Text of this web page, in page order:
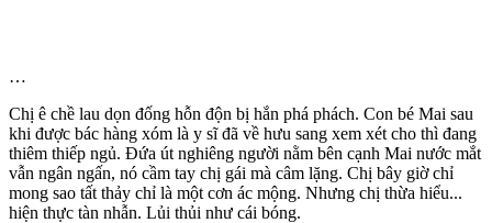
…
Chị ê chề lau dọn đống hỗn độn bị hắn phá phách. Con bé Mai sau
khi được bác hàng xóm là y sĩ đã về hưu sang xem xét cho thì đang
thiêm thiếp ngủ. Đứa út nghiêng người nằm bên cạnh Mai nước mắt
vẫn ngân ngấn, nó cầm tay chị gái mà câm lặng. Chị bây giờ chỉ
mong sao tất thảy chỉ là một cơn ác mộng. Nhưng chị thừa hiểu...
hiện thực tàn nhẫn. Lủi thủi như cái bóng.